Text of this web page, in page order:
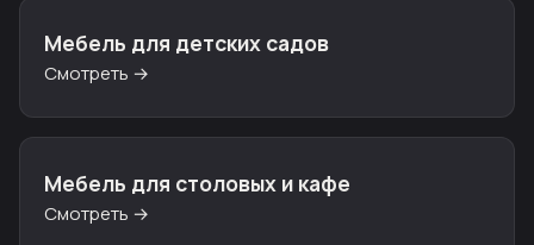
Мебель для детских садов
Смотреть →
Мебель для столовых и кафе
Смотреть →